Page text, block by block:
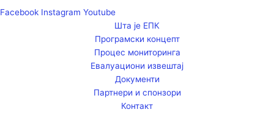
Facebook Instagram Youtube
Шта је ЕПК
Програмски концепт
Процес мониторинга
Евалуациони извештај
Документи
Партнери и спонзори
Контакт